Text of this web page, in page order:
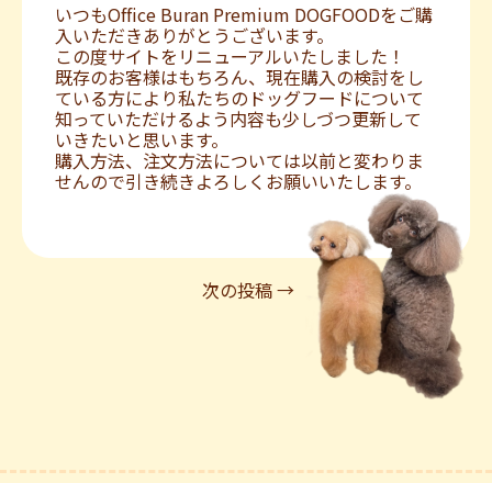
いつもOffice Buran Premium DOGFOODをご購
入いただきありがとうございます。
この度サイトをリニューアルいたしました！
既存のお客様はもちろん、現在購入の検討をし
ている方により私たちのドッグフードについて
知っていただけるよう内容も少しづつ更新して
いきたいと思います。
購入方法、注文方法については以前と変わりま
せんので引き続きよろしくお願いいたします。
次の投稿 →